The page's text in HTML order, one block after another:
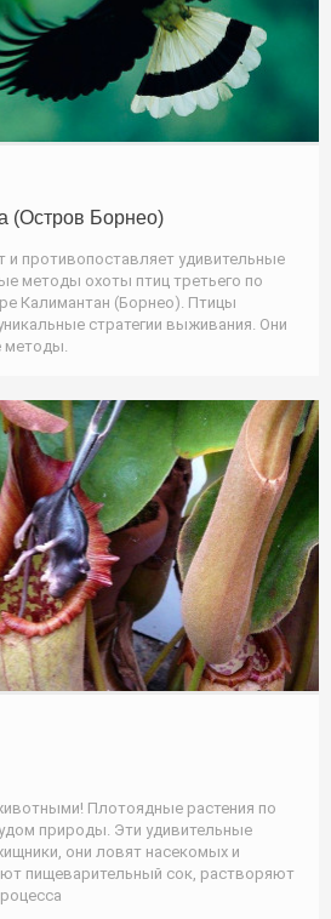
(Остров Борнео)
и противопоставляет удивительные
методы охоты птиц третьего по
Калимантан (Борнео). Птицы
стратегии выживания. Они
методы.
Плотоядные растения по
природы. Эти удивительные
они ловят насекомых и
пищеварительный сок, растворяют